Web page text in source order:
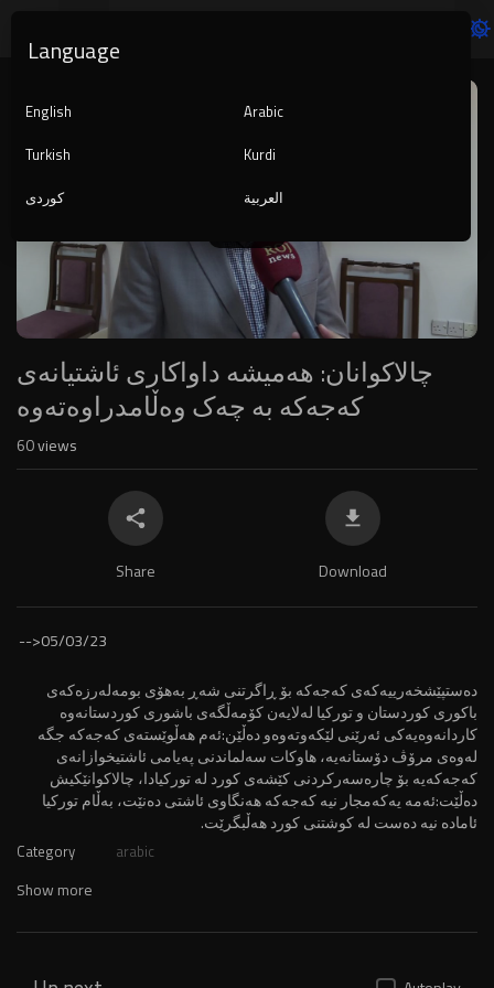
Player
480p
360p
240p
auto
چالاکوانان: هەمیشە داواکاری ئاشتیانەى
کەجەکە بە چەک وەڵامدراوەتەوە
60views
Share Download
-->05/03/23
⁣دەستپێشخەرییەکەى کەجەکە بۆ ڕاگرتنى شەڕ بەهۆی بومەلەرزەکەى
باکوری کوردستان و تورکیا لەلایەن کۆمەڵگەى باشوری کوردستانەوە
کاردانەوەیەکى ئەرێنی لێکەوتەوەو دەڵێن:ئەم هەڵوێستەی کەجەکە جگە
لەوەى مرۆڤ دۆستانەیە، هاوکات سەلماندنى پەیامی ئاشتیخوازانەى
کەجەکەیە بۆ چارەسەرکردنى کێشەی کورد لە تورکیادا، چالاکوانێکیش
دەڵێت:ئەمە یەکەمجار نیە کەجەکە هەنگاوی ئاشتی دەنێت، بەڵام تورکیا
ئامادە نیە دەست لە کوشتنی کورد هەڵبگرێت.
Category arabic
Show more
Language
English
Arabic
Turkish
Kurdi
کوردی
العربية